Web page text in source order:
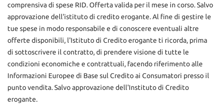
comprensiva di spese RID. Offerta valida per il mese in corso. Salvo
approvazione dell'istituto di credito erogante. Al fine di gestire le
tue spese in modo responsabile e di conoscere eventuali altre
offerte disponibili, l'Istituto di Credito erogante ti ricorda, prima
di sottoscrivere il contratto, di prendere visione di tutte le
condizioni economiche e contrattuali, facendo riferimento alle
Informazioni Europee di Base sul Credito ai Consumatori presso il
punto vendita. Salvo approvazione dell'Instituto di Credito
erogante.